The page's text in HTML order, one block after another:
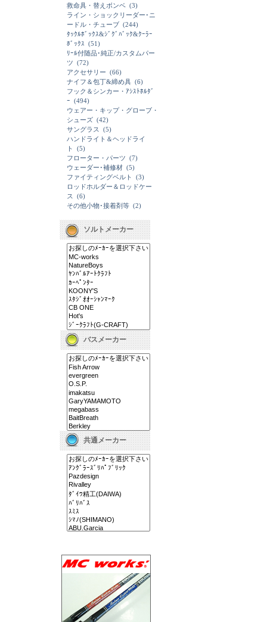
救命具・替えボンベ (3)
ライン・ショックリーダー･ニ
ードル・チューブ (244)
ﾀｯｸﾙﾎﾞｯｸｽ&ｼﾞｸﾞﾊﾞｯｸ&ｸｰﾗｰ
ﾎﾞｯｸｽ (51)
ﾘｰﾙ付随品･純正/カスタムパー
ツ (72)
アクセサリー (66)
ナイフ＆包丁&締め具 (6)
フック＆シンカー・ｱｼｽﾄﾎﾙﾀﾞ
ｰ (494)
ウェアー・キップ・グローブ・
シューズ (42)
サングラス
(5)
ハンドライト＆ヘッドライ
ト
(5)
フローター・パーツ (7)
ウェーダー･補修材 (5)
ファイティングベルト
(3)
ロッドホルダー＆ロッドケー
ス
(6)
その他小物･接着剤等 (2)
ソルトメーカー
バスメーカー
共通メーカー